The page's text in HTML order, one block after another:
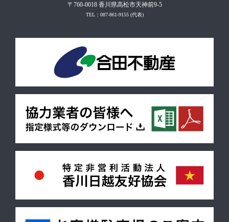
〒760-0018 香川県高松市天神前9-5
TEL：087-861-9155(代表)